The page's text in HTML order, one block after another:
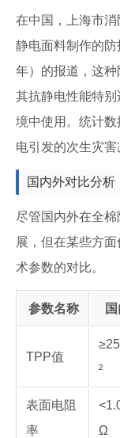
在中国，上海市
静电面料制作的
年）的报道，这种
其抗静电性能特
境中使用。统计
电引发的次生灾害
国内外对比分析
尽管国内外在全
展，但在某些方
术参数的对比。
参数名称
TPP值
²
表面电阻
率
Ω